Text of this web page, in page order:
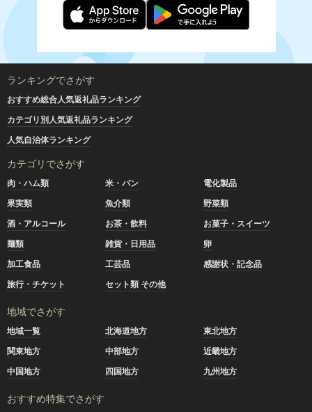
ランキングでさがす
おすすめ総合人気返礼品ランキング
カテゴリ別人気返礼品ランキング
人気自治体ランキング
カテゴリでさがす
肉・ハム類 米・パン
電化製品
果実類
魚介類
野菜類
酒・アルコール
お茶・飲料
お菓子・スイーツ
麺類
雑貨・日用品
卵
加工食品
工芸品
感謝状・記念品
旅行・チケット
セット類 その他
地域でさがす
地域一覧 北海道地方
東北地方
関東地方
中部地方
近畿地方
中国地方
四国地方 九州地方
おすすめ特集でさがす